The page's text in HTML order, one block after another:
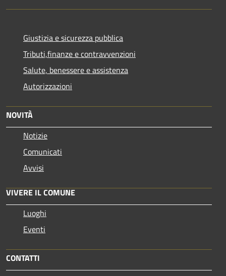
Giustizia e sicurezza pubblica
Tributi,finanze e contravvenzioni
Salute, benessere e assistenza
Autorizzazioni
NOVITÀ
Notizie
Comunicati
Avvisi
VIVERE IL COMUNE
Luoghi
Eventi
CONTATTI